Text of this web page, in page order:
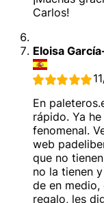
Carlos!
Eloisa
En
rápido. Ya
fenomenal.
web
que no
no la tienen
de en
regalo, les